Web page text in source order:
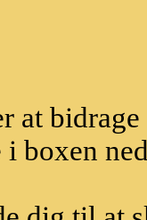
at
boxen